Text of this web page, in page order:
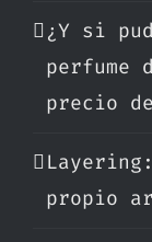
¿Y si
perfume
precio
propio